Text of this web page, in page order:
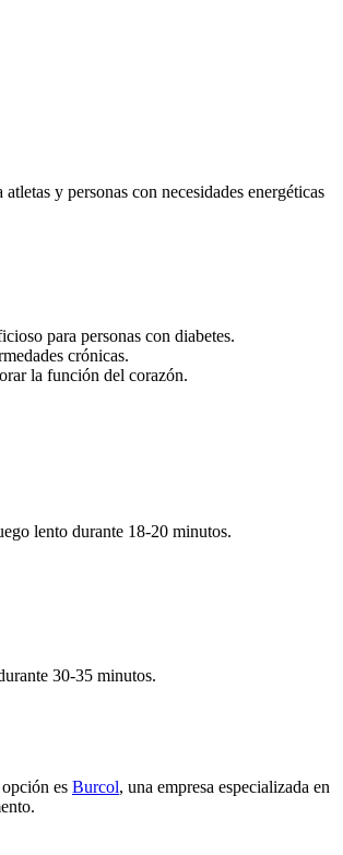
y personas con necesidades energéticas
para personas con diabetes.
crónicas.
la función del corazón.
lento durante 18-20 minutos.
30-35 minutos.
es Burcol, una empresa especializada en